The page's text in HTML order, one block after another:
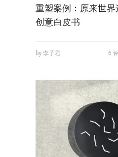
重塑案例：原来世界
创意白皮书
by 李子君 6